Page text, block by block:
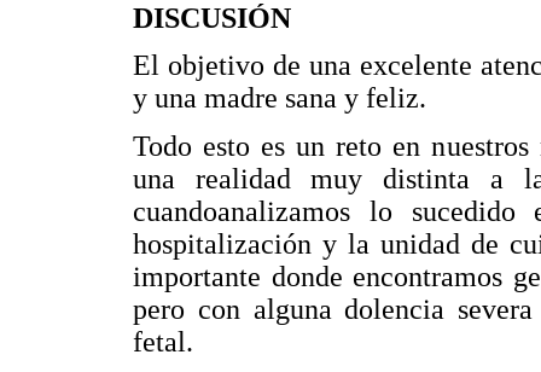
DISCUSIÓN
El objetivo de una excelente
y una madre sana y feliz.
Todo esto es un reto en
una realidad muy distinta a
cuandoanalizamos lo
hospitalización y la unidad de
importante donde encontramos
pero con alguna dolencia
fetal.